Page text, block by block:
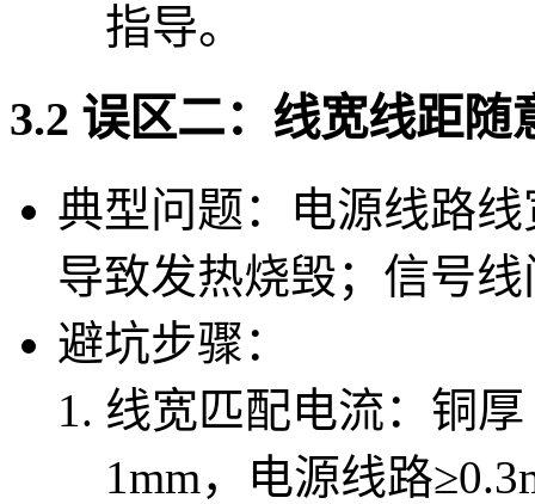
指导。
3.2 误区二：线宽线距
典型问题：电源线路
导致发热烧毁；信号
避坑步骤：
线宽匹配电流：铜
1mm，电源线路